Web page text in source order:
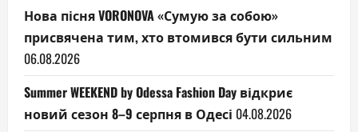
Нова пісня VORONOVA «Сумую за собою»
присвячена тим, хто втомився бути сильним
06.08.2026
Summer WEEKEND by Odessa Fashion Day відкриє
новий сезон 8–9 серпня в Одесі 04.08.2026